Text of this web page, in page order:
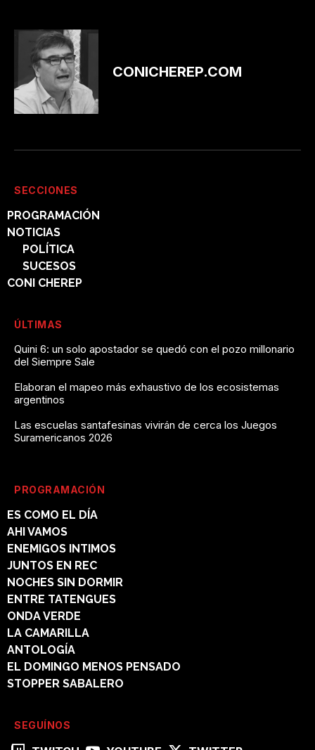
CONICHEREP.COM
SECCIONES
PROGRAMACIÓN
NOTICIAS
POLÍTICA
SUCESOS
CONI CHEREP
ÚLTIMAS
Quini 6: un solo apostador se quedó con el pozo millonario
del Siempre Sale
Elaboran el mapeo más exhaustivo de los ecosistemas
argentinos
Las escuelas santafesinas vivirán de cerca los Juegos
Suramericanos 2026
PROGRAMACIÓN
ES COMO EL DÍA
AHI VAMOS
ENEMIGOS INTIMOS
JUNTOS EN REC
NOCHES SIN DORMIR
ENTRE TATENGUES
ONDA VERDE
LA CAMARILLA
ANTOLOGÍA
EL DOMINGO MENOS PENSADO
STOPPER SABALERO
SEGUÍNOS